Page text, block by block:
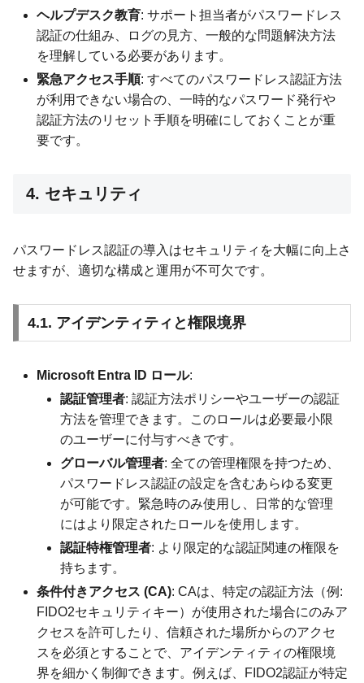
ヘルプデスク教育: サポート担当者がパスワードレス
認証の仕組み、ログの見方、一般的な問題解決方法
を理解している必要があります。
緊急アクセス手順: すべてのパスワードレス認証方法
が利用できない場合の、一時的なパスワード発行や
認証方法のリセット手順を明確にしておくことが重
要です。
4. セキュリティ
パスワードレス認証の導入はセキュリティを大幅に向上さ
せますが、適切な構成と運用が不可欠です。
4.1. アイデンティティと権限境界
Microsoft Entra ID ロール:
認証管理者: 認証方法ポリシーやユーザーの認証
方法を管理できます。このロールは必要最小限
のユーザーに付与すべきです。
グローバル管理者: 全ての管理権限を持つため、
パスワードレス認証の設定を含むあらゆる変更
が可能です。緊急時のみ使用し、日常的な管理
にはより限定されたロールを使用します。
認証特権管理者: より限定的な認証関連の権限を
持ちます。
条件付きアクセス (CA): CAは、特定の認証方法（例:
FIDO2セキュリティキー）が使用された場合にのみア
クセスを許可したり、信頼された場所からのアクセ
スを必須とすることで、アイデンティティの権限境
界を細かく制御できます。例えば、FIDO2認証が特定